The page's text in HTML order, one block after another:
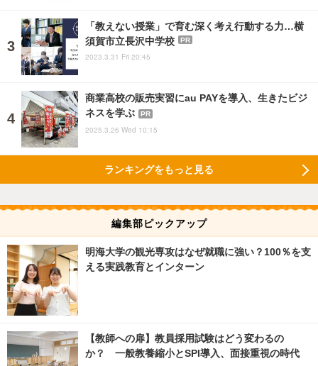
「教えない授業」で育む深く考え行動する力…横
須賀市立長沢中学校
PR
2023.3.31 Fri 20:45
商業高校の販売実習にau PAYを導入、生きたビジ
ネスを学ぶ
PR
2025.3.26 Wed 10:15
ランキングをもっと見る
編集部ピックアップ
明海大学の観光専攻はなぜ就職に強い？100％を支
える実践教育とインターン
【教師への扉】教員採用試験はどう変わるの
か？ 一般教養縮小とSPI導入、面接重視の時代